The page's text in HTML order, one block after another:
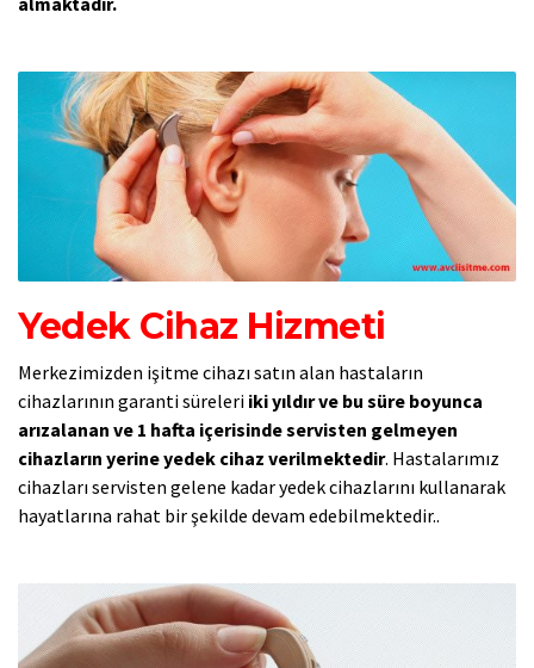
Yedek Cihaz Hizmeti
Merkezimizden işitme cihazı satın alan hastaların
cihazlarının garanti süreleri iki yıldır ve bu süre boyunca
arızalanan ve 1 hafta içerisinde servisten gelmeyen
cihazların yerine yedek cihaz verilmektedir. Hastalarımız
cihazları servisten gelene kadar yedek cihazlarını kullanarak
hayatlarına rahat bir şekilde devam edebilmektedir..